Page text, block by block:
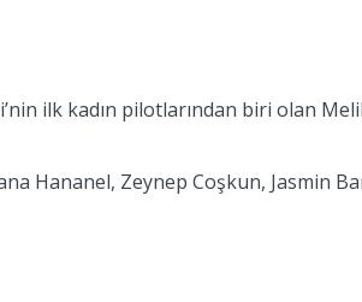
ilk kadın pilotlarından biri olan
Hananel, Zeynep Coşkun, Jasmin